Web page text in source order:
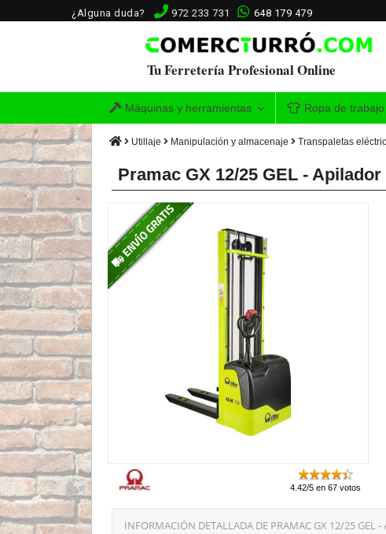
¿Alguna duda? 972 233 731 648 179 479
Tu Ferretería Profesional Online
Máquinas y herramientas Ropa de trabajo
Utillaje Manipulación y almacenaje Transpaletas
Pramac GX 12/25 GEL -
4.42/5 en 67 votos
INFORMACIÓN DETALLADA DE PRAMAC GX 12/25 GEL